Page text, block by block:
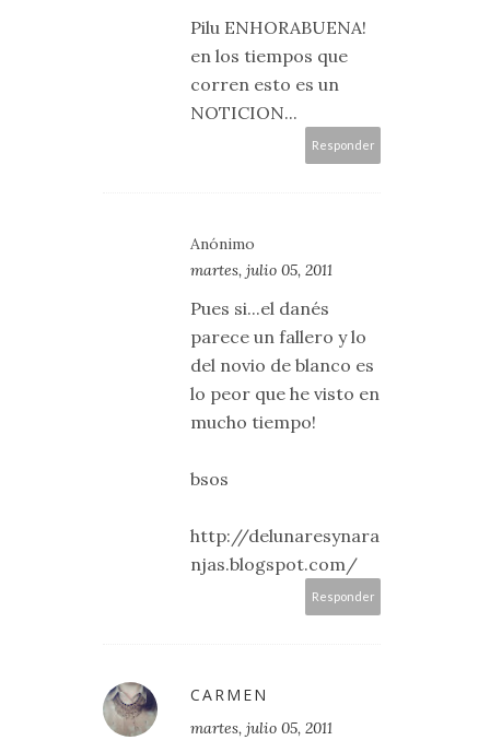
Pilu ENHORABUENA!
en los tiempos que
corren esto es un
NOTICION...
Responder
Anónimo
martes, julio 05, 2011
Pues si...el danés
parece un fallero y lo
del novio de blanco es
lo peor que he visto en
mucho tiempo!
bsos
http://delunaresynara
njas.blogspot.com/
Responder
CARMEN
martes, julio 05, 2011